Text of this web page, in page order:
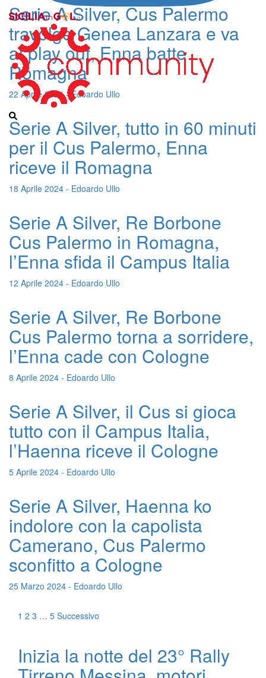
Serie A Silver, Cus Palermo
travolge Genea Lanzara e va
ai play out, Enna batte
Romagna
22 Aprile 2024 - Edoardo Ullo
Serie A Silver, tutto in 60 minuti
per il Cus Palermo, Enna
riceve il Romagna
18 Aprile 2024 - Edoardo Ullo
Serie A Silver, Re Borbone
Cus Palermo in Romagna,
l’Enna sfida il Campus Italia
12 Aprile 2024 - Edoardo Ullo
Serie A Silver, Re Borbone
Cus Palermo torna a sorridere,
l’Enna cade con Cologne
8 Aprile 2024 - Edoardo Ullo
Serie A Silver, il Cus si gioca
tutto con il Campus Italia,
l’Haenna riceve il Cologne
5 Aprile 2024 - Edoardo Ullo
Serie A Silver, Haenna ko
indolore con la capolista
Camerano, Cus Palermo
sconfitto a Cologne
25 Marzo 2024 - Edoardo Ullo
1 2 3 … 5 Successivo
Inizia la notte del 23° Rally